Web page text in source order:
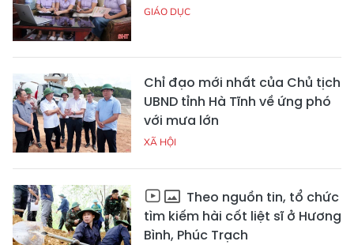
GIÁO DỤC
Chỉ đạo mới nhất của Chủ tịch
UBND tỉnh Hà Tĩnh về ứng phó
với mưa lớn
XÃ HỘI
Theo nguồn tin, tổ chức
tìm kiếm hài cốt liệt sĩ ở Hương
Bình, Phúc Trạch